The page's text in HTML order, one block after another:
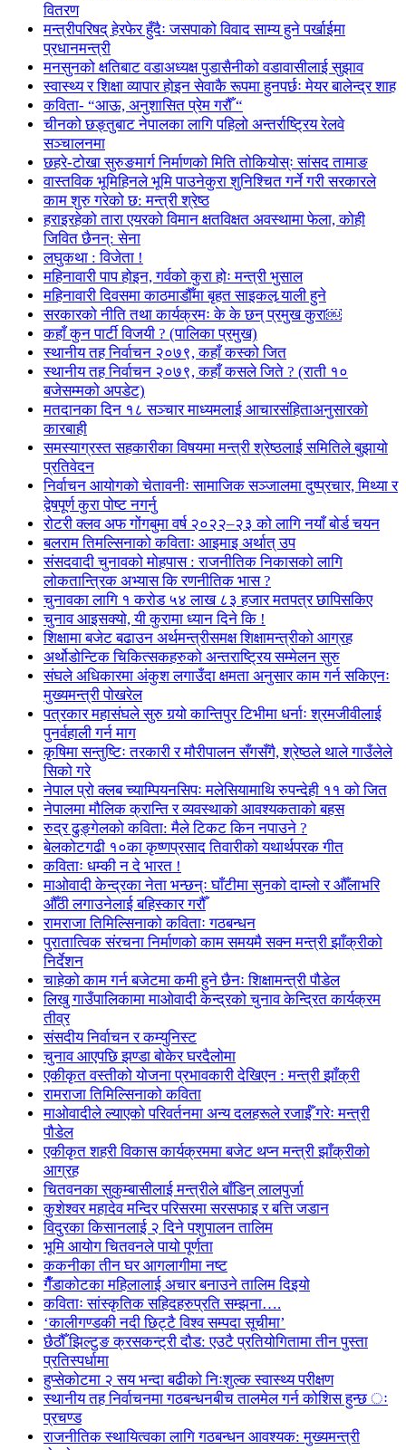
वितरण
मन्त्रीपरिषद् हेरफेर हुँदैः जसपाको विवाद साम्य हुने पर्खाईमा
प्रधानमन्त्री
मनसुनको क्षतिबाट वडाअध्यक्ष पुडासैनीको वडावासीलाई सुझाव
स्वास्थ्य र शिक्षा व्यापार होइन सेवाकै रूपमा हुनपर्छः मेयर बालेन्द्र शाह
कविता- “आऊ, अनुशासित प्रेम गरौँ “
चीनको छङ्तुबाट नेपालका लागि पहिलो अन्तर्राष्ट्रिय रेलवे
सञ्चालनमा
छहरे-टोखा सुरुङमार्ग निर्माणको मिति तोकियोस्ः सांसद तामाङ
वास्तविक भूमिहिनले भूमि पाउनेकुरा शुनिश्चित गर्ने गरी सरकारले
काम शुरु गरेको छ: मन्त्री श्रेष्ठ
हराइरहेको तारा एयरको विमान क्षतविक्षत अवस्थामा फेला, कोही
जिवित छैनन्: सेना
लघुकथा : विजेता !
महिनावारी पाप होइन, गर्वको कुरा होः मन्त्री भुसाल
महिनावारी दिवसमा काठमाडौँमा बृहत साइकल र्‍याली हुने
सरकारको नीति तथा कार्यक्रमः के के छन् प्रमुख कुरा￼
कहाँ कुन पार्टी विजयी ? (पालिका प्रमुख)
स्थानीय तह निर्वाचन २०७९, कहाँ कस्को जित
स्थानीय तह निर्वाचन २०७९, कहाँ कसले जिते ? (राती १०
बजेसम्मको अपडेट)
मतदानका दिन १८ सञ्चार माध्यमलाई आचारसंहिताअनुसारको
कारबाही
समस्याग्रस्त सहकारीका विषयमा मन्त्री श्रेष्ठलाई समितिले बुझायो
प्रतिवेदन
निर्वाचन आयोगको चेतावनीः सामाजिक सञ्जालमा दुष्प्रचार, मिथ्या र
द्वेषपूर्ण कुरा पोष्ट नगर्नु
रोटरी क्लव अफ गोंगबुमा वर्ष २०२२–२३ को लागि नयाँ बोर्ड चयन
बलराम तिमल्सिनाको कविताः आइमाइ अर्थात् उप
संसदवादी चुनावको मोहपास : राजनीतिक निकासको लागि
लोकतान्त्रिक अभ्यास कि रणनीतिक भास ?
चुनावका लागि १ करोड ५४ लाख ८३ हजार मतपत्र छापिसकिए
चुनाव आइसक्यो, यी कुरामा ध्यान दिने कि !
शिक्षामा बजेट बढाउन अर्थमन्त्रीसमक्ष शिक्षामन्त्रीको आग्रह
अर्थोडोन्टिक चिकित्सकहरुको अन्तराष्ट्रिय सम्मेलन सुरु
संघले अधिकारमा अंकुश लगाउँदा क्षमता अनुसार काम गर्न सकिएनः
मुख्यमन्त्री पोखरेल
पत्रकार महासंघले सुरु गर्‍यो कान्तिपुर टिभीमा धर्नाः श्रमजीवीलाई
पुनर्वहाली गर्न माग
कृषिमा सन्तुष्टिः तरकारी र मौरीपालन सँगसँगै, श्रेष्ठले थाले गाउँलेले
सिको गरे
नेपाल प्रो क्लब च्याम्पियनसिपः मलेसियामाथि रुपन्देही ११ को जित
नेपालमा मौलिक क्रान्ति र व्यवस्थाको आवश्यकताको बहस
रुद्र ढुङ्गेलको कविता: मैले टिकट किन नपाउने ?
बेलकोटगढी १०का कृष्णप्रसाद तिवारीको यथार्थपरक गीत
कविताः धम्की न दे भारत !
माओवादी केन्द्रका नेता भन्छन्ः घाँटीमा सुनको दाम्लो र औँलाभरि
औँठी लगाउनेलाई बहिस्कार गरौँ
रामराजा तिमिल्सिनाको कविताः गठबन्धन
पुरातात्विक संरचना निर्माणको काम समयमै सक्न मन्त्री झाँक्रीको
निर्देशन
चाहेको काम गर्न बजेटमा कमी हुने छैनः शिक्षामन्त्री पौडेल
लिखु गाउँपालिकामा माओवादी केन्द्रको चुनाव केन्द्रित कार्यक्रम
तीव्र
संसदीय निर्वाचन र कम्युनिस्ट
चुनाव आएपछि झण्डा बोकेर घरदैलोमा
एकीकृत वस्तीको योजना प्रभावकारी देखिएन : मन्त्री झाँक्री
रामराजा तिमिल्सिनाको कविता
माओवादीले ल्याएको परिवर्तनमा अन्य दलहरूले रजाईँ गरेः मन्त्री
पौडेल
एकीकृत शहरी विकास कार्यक्रममा बजेट थप्न मन्त्री झाँक्रीको
आग्रह
चितवनका सुकुम्बासीलाई मन्त्रीले बाँडिन् लालपुर्जा
कुशेश्वर महादेव मन्दिर परिसरमा सरसफाइ र बत्ति जडान
विदुरका किसानलाई २ दिने पशुपालन तालिम
भूमि आयोग चितवनले पायो पूर्णता
ककनीका तीन घर आगलागीमा नष्ट
गैँडाकोटका महिलालाई अचार बनाउने तालिम दिइयो
कविताः सांस्कृतिक सहिदहरुप्रति सम्झना….
‘कालीगण्डकी नदी छिट्टै विश्व सम्पदा सूचीमा’
छैठौँ झिल्टुङ क्रसकन्ट्री दौड: एउटै प्रतियोगितामा तीन पुस्ता
प्रतिस्पर्धामा
हुप्सेकोटमा २ सय भन्दा बढीको निःशुल्क स्वास्थ्य परीक्षण
स्थानीय तह निर्वाचनमा गठबन्धनबीच तालमेल गर्न कोशिस हुन्छ ः
प्रचण्ड
राजनीतिक स्थायित्वका लागि गठबन्धन आवश्यक: मुख्यमन्त्री